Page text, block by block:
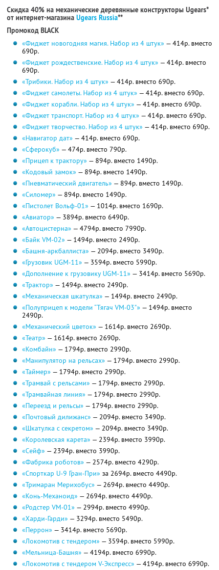
Скидка 40% на механические деревянные конструкторы Ugears*
от интернет-магазина Ugears Russia**
Промокод BLACK
«Фиджет новогодняя магия. Набор из 4 штук» — 414р. вместо
690р.
«Фиджет рождественские. Набор из 4 штук» — 414р. вместо
690р.
«Трибики. Набор из 4 штук» — 414р. вместо 690р.
«Фиджет самолеты. Набор из 4 штук» — 414р. вместо 690р.
«Фиджет корабли. Набор из 4 штук» — 414р. вместо 690р.
«Фиджет транспорт. Набор из 4 штук» — 414р. вместо 690р.
«Фиджет творчество. Набор из 4 штук» — 414р. вместо 690р.
«Навигатор дат» — 414р. вместо 690р.
«Сферокуб» — 474р. вместо 790р.
«Прицеп к трактору» — 894р. вместо 1490р.
«Кодовый замок» — 894р. вместо 1490р.
«Пневматический двигатель» — 894р. вместо 1490р.
«Силомер» — 894р. вместо 1490р.
«Пистолет Вольф-01» — 1014р. вместо 1690р.
«Авиатор» — 3894р. вместо 6490р.
«Автоцистерна» — 4794р. вместо 7990р.
«Байк VM-02» — 1494р. вместо 2490р.
«Башня-аркбаллиста» — 2094р. вместо 3490р.
«Грузовик UGM-11» — 3594р. вместо 5990р.
«Дополнение к грузовику UGM-11» — 3414р. вместо 5690р.
«Трактор» — 1494р. вместо 2490р.
«Механическая шкатулка» — 1494р. вместо 2490р.
«Полуприцеп к модели “Тягач VM-03"» — 1494р. вместо
2490р.
«Механический цветок» — 1614р. вместо 2690р.
«Театр» — 1614р. вместо 2690р.
«Комбайн» — 1794р. вместо 2990р.
«Манипулятор на рельсах» — 1794р. вместо 2990р.
«Таймер» — 1794р. вместо 2990р.
«Трамвай с рельсами» — 1794р. вместо 2990р.
«Трамвайная линия» — 1794р. вместо 2990р.
«Переезд и рельсы» — 1794р. вместо 2990р.
«Почтовый дилижанс» — 2094р. вместо 3490р.
«Шкатулка с секретом» — 2094р. вместо 3490р.
«Королевская карета» — 2394р. вместо 3990р.
«Сейф» — 2394р. вместо 3990р.
«Фабрика роботов» — 2574р. вместо 4290р.
«Спорткар U-9 Гран-При» за 2694р. вместо 4490р.
«Тримаран Мерихобус» — 2694р. вместо 4490р.
«Конь-Механоид» — 2694р. вместо 4490р.
«Родстер VM-01» — 2994р. вместо 4990р.
«Харди-Гарди» — 3294р. вместо 5490р.
«Перрон» — 3414р. вместо 5690р.
«Локомотив с тендером» — 3594р. вместо 5990р.
«Мельница-Башня» — 4194р. вместо 6990р.
«Локомотив с тендером V-Экспресс» — 4194р. вместо 6990р.